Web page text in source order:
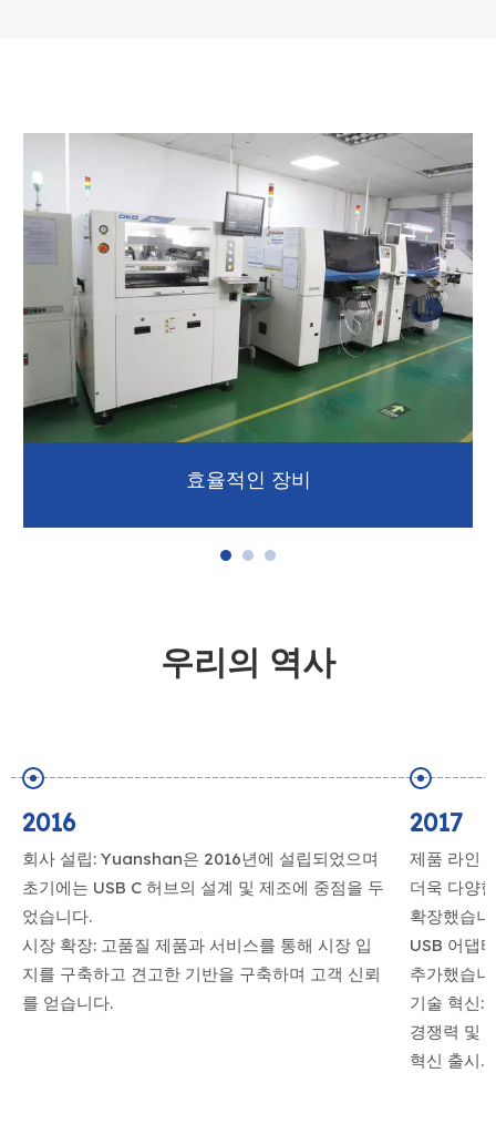
효율적인 장비
우리의 역사
2016
회사 설립: Yuanshan은 2016년에 설립되었으며
초기에는 USB C 허브의 설계 및 제조에 중점을 두
었습니다.
시장 확장: 고품질 제품과 서비스를 통해 시장 입
지를 구축하고 견고한 기반을 구축하며 고객 신뢰
를 얻습니다.
2017
제품 라인
더욱 다양
확장했습
USB 어댑
추가했습니
기술 혁신:
경쟁력 및
혁신 출시.